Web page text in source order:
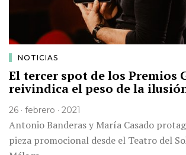
NOTICIAS
El tercer spot de los Premios
reivindica el peso de la
26 · febrero · 2021
Antonio Banderas y María Casado
pieza promocional desde el Teatro del